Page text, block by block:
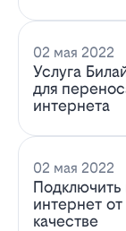
02 мая 2022
Услуга
для
интернета
02 мая 2022
Подключить
интернет
качестве